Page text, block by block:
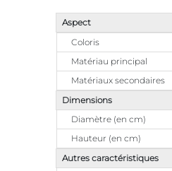
Aspect
Coloris
Matériau principal
Matériaux secondaires
Dimensions
Diamètre (en cm)
Hauteur (en cm)
Autres caractéristiques